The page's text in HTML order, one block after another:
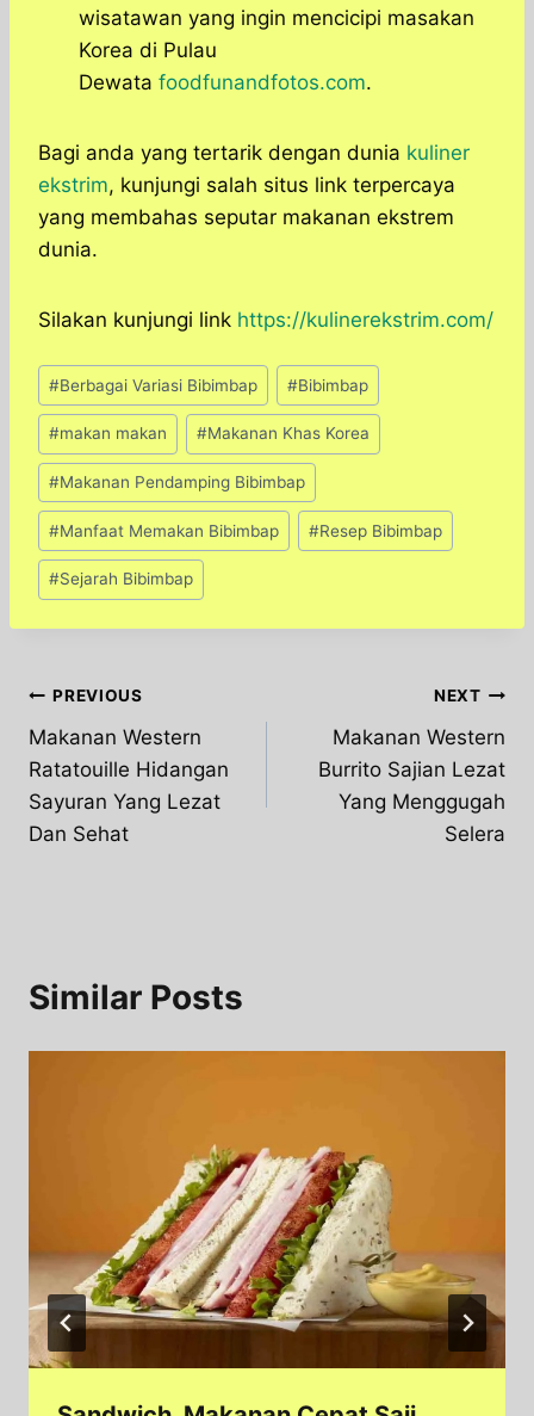
wisatawan yang ingin mencicipi masakan
Korea di Pulau
Dewata foodfunandfotos.com.
Bagi anda yang tertarik dengan dunia kuliner
ekstrim, kunjungi salah situs link terpercaya
yang membahas seputar makanan ekstrem
dunia.
Silakan kunjungi link https://kulinerekstrim.com/
Post
Tags:
#Berbagai Variasi Bibimbap #Bibimbap
#makan makan #Makanan Khas Korea
#Makanan Pendamping Bibimbap
#Manfaat Memakan Bibimbap #Resep Bibimbap
#Sejarah Bibimbap
Post
navigation
PREVIOUS
Makanan Western
Ratatouille Hidangan
Sayuran Yang Lezat
Dan Sehat
NEXT
Makanan Western
Burrito Sajian Lezat
Yang Menggugah
Selera
Similar Posts